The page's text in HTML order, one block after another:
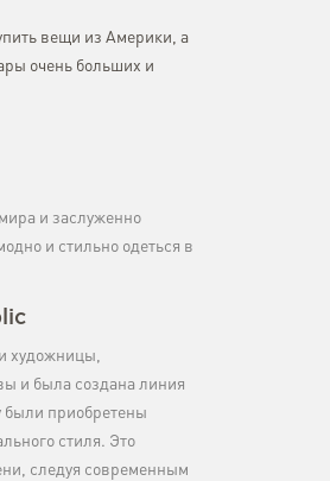
вещи из Америки, а
очень больших и
и заслуженно
и стильно одеться в
художницы,
и была создана линия
были приобретены
стиля. Это
следуя современным